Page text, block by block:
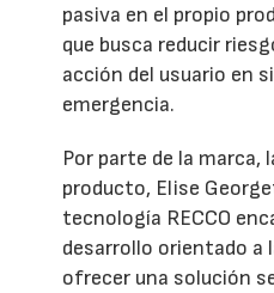
pasiva en el propio
que busca reducir
acción del usuario en
emergencia.
Por parte de la marca,
producto, Elise
tecnología RECCO
desarrollo orientado a
ofrecer una solución